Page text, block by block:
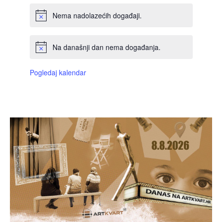
Nema nadolazećih događaji.
Na današnji dan nema događanja.
Pogledaj kalendar